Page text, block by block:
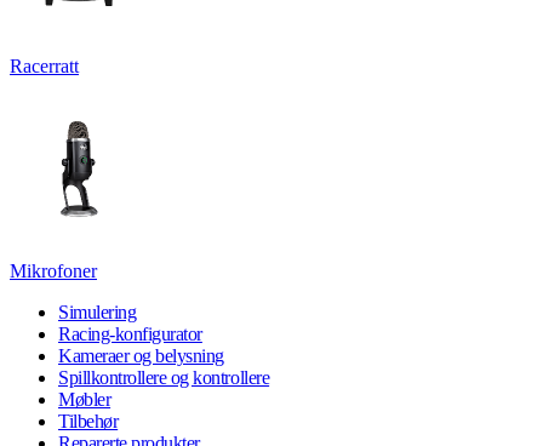
Racerratt
Mikrofoner
Simulering
Racing-konfigurator
Kameraer og belysning
Spillkontrollere og kontrollere
Møbler
Tilbehør